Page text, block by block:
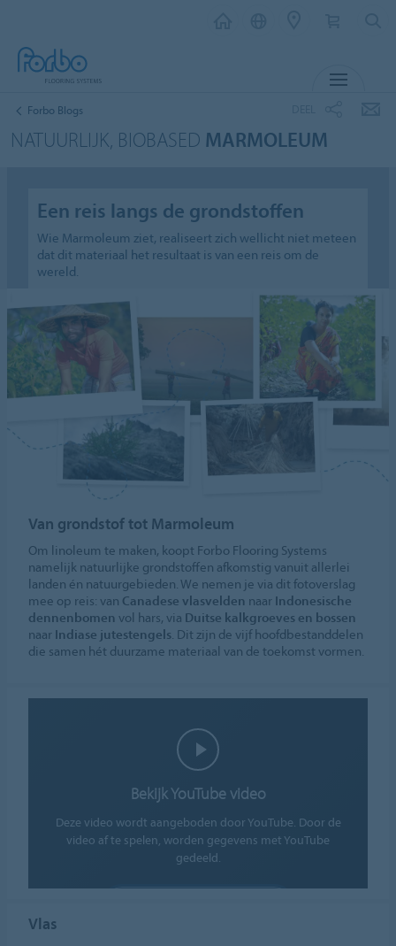
Forbo Blogs
NATUURLIJK, BIOBASED MARMOLEUM
Een reis langs de grondstoffen
Wie Marmoleum ziet, realiseert zich wellicht niet meteen
dat dit materiaal het resultaat is van een reis om de
wereld.
Van grondstof tot Marmoleum
Om linoleum te maken, koopt Forbo Flooring Systems
namelijk natuurlijke grondstoffen afkomstig vanuit allerlei
landen én natuurgebieden. We nemen je via dit fotoverslag
mee op reis: van Canadese vlasvelden naar Indonesische
dennenbomen vol hars, via Duitse kalkgroeves en bossen
naar Indiase jutestengels . Dit zijn de vijf hoofdbestanddelen
die samen hét duurzame materiaal van de toekomst vormen.
Bekijk YouTube video
Deze video wordt aangeboden door YouTube. Door de
video af te spelen, worden gegevens met YouTube
gedeeld.
Vlas